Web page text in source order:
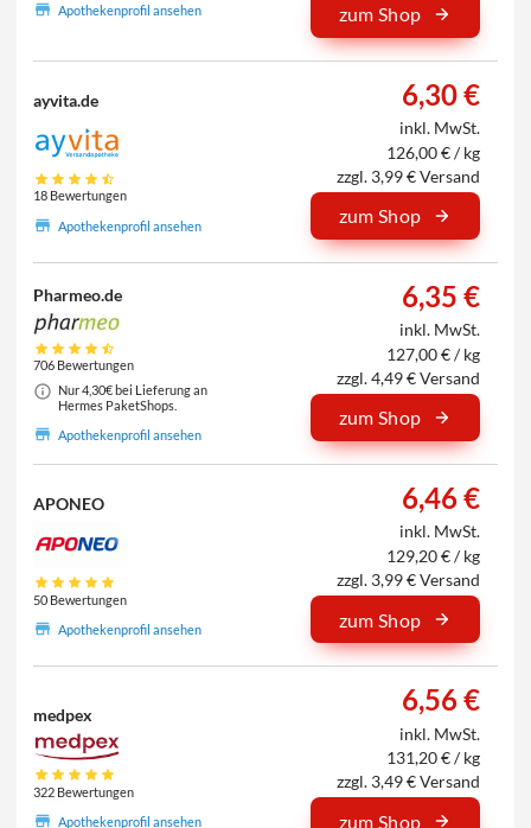
Apothekenprofil ansehen
zum Shop
ayvita.de
18 Bewertungen
Apothekenprofil ansehen
6,30 €
inkl. MwSt.
126,00 € / kg
zzgl. 3,99 € Versand
zum Shop
Pharmeo.de
706 Bewertungen
Nur 4,30€ bei Lieferung an
Hermes PaketShops.
Apothekenprofil ansehen
6,35 €
inkl. MwSt.
127,00 € / kg
zzgl. 4,49 € Versand
zum Shop
APONEO
50 Bewertungen
Apothekenprofil ansehen
6,46 €
inkl. MwSt.
129,20 € / kg
zzgl. 3,99 € Versand
zum Shop
medpex
322 Bewertungen
Apothekenprofil ansehen
6,56 €
inkl. MwSt.
131,20 € / kg
zzgl. 3,49 € Versand
zum Shop